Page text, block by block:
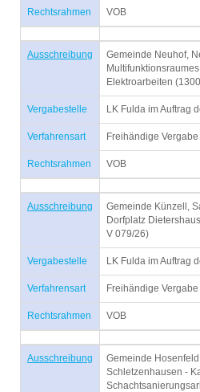
Rechtsrahmen VOB
Ausschreibung
Gemeinde Neuhof,
Elektroarbeiten
Vergabestelle LK Fulda im Auftrag
Verfahrensart Freihändige Vergabe
Rechtsrahmen VOB
Ausschreibung
Gemeinde Künzell,
Dorfplatz
V 079/26)
Vergabestelle LK Fulda im Auftrag
Verfahrensart Freihändige Vergabe
Rechtsrahmen VOB
Ausschreibung
Gemeinde
Schletzenhausen -